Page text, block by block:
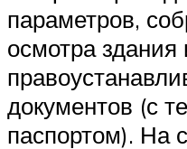
параметров,
осмотра здания
документов (с
паспортом). На